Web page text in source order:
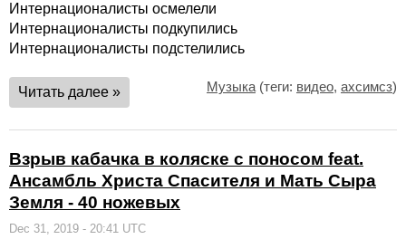
Интернационалисты осмелели
Интернационалисты подкупились
Интернационалисты подстелились
Читать далее » Музыка (теги: видео, ахсимсз)
Взрыв кабачка в коляске с поносом feat.
Ансамбль Христа Спасителя и Мать Сыра
Земля - 40 ножевых
Dec 31, 2019 - 20:41 UTC